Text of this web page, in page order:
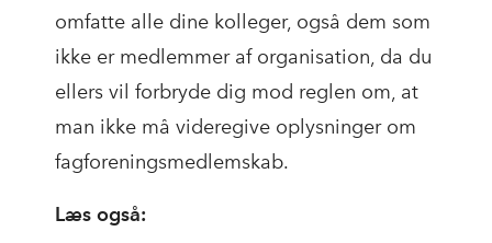
omfatte alle dine kolleger, også dem som
ikke er medlemmer af organisation, da du
ellers vil forbryde dig mod reglen om, at
man ikke må videregive oplysninger om
fagforeningsmedlemskab.
Læs også: